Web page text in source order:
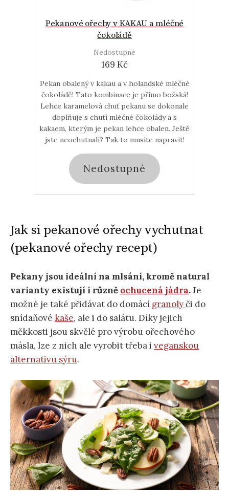
Pekanové ořechy v KAKAU a mléčné
čokoládě
Nedostupné
169 Kč
Pekan obalený v kakau a v holandské mléčné
čokoládě! Tato kombinace je přímo božská!
Lehce karamelová chuť pekanu se dokonale
doplňuje s chutí mléčné čokolády a s
kakaem, kterým je pekan lehce obalen. Ještě
jste neochutnali? Tak to musíte napravit!
Nedostupné
Jak si pekanové ořechy vychutnat
(pekanové ořechy recept)
Pekany jsou ideální na mlsání, kromě natural
varianty existují i různě ochucená jádra.Je
možné je také přidávat do domácí granolyči do
snídaňové kaše, ale i do salátu. Díky jejich
měkkosti jsou skvělé pro výrobu ořechového
másla, lze z nich ale vyrobit třeba i veganskou
alternativu sýru.